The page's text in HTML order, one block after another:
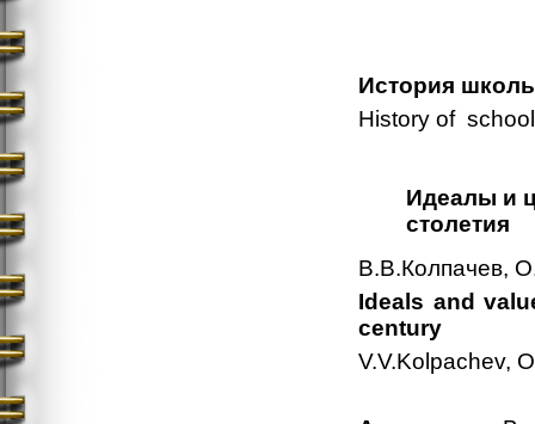
История
History of
Идеалы и
столетия
В.В.Колпачев,
Ideals and
century
V.V.Kolpachev,